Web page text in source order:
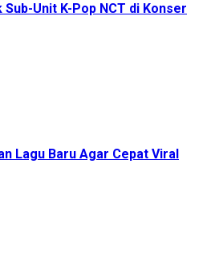
Unit K-Pop NCT di Konser
Lagu Baru Agar Cepat Viral